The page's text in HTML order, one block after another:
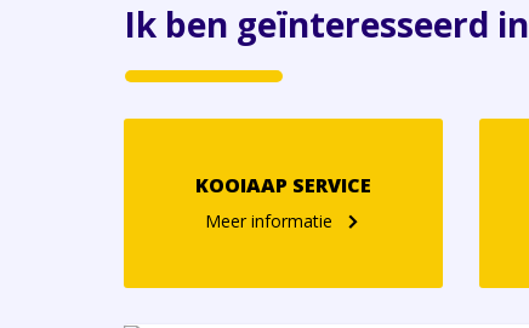
Ik ben geïnteresseerd in
KOOIAAP SERVICE
Meer informatie